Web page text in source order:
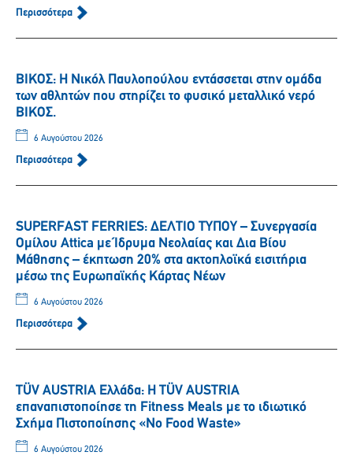
Περισσότερα
ΒΙΚΟΣ: Η Νικόλ Παυλοπούλου εντάσσεται στην ομάδα
των αθλητών που στηρίζει το φυσικό μεταλλικό νερό
ΒΙΚΟΣ.
6 Αυγούστου 2026
Περισσότερα
SUPERFAST FERRIES: ΔΕΛΤΙΟ ΤΥΠΟΥ – Συνεργασία
Ομίλου Attica με Ίδρυμα Νεολαίας και Δια Βίου
Μάθησης – έκπτωση 20% στα ακτοπλοϊκά εισιτήρια
μέσω της Ευρωπαϊκής Κάρτας Νέων
6 Αυγούστου 2026
Περισσότερα
TÜV AUSTRIA Ελλάδα: Η TÜV AUSTRIA
επαναπιστοποίησε τη Fitness Meals με το ιδιωτικό
Σχήμα Πιστοποίησης «No Food Waste»
6 Αυγούστου 2026